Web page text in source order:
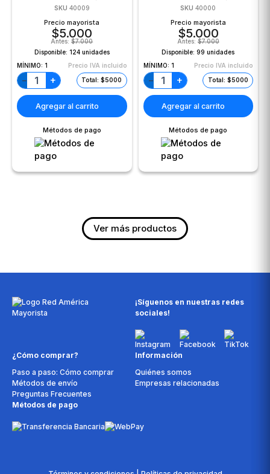
GRAMOS
SKU 40009
Precio mayorista
$5.000
Antes:$7.000
Disponible: 124 unidades
MÍNIMO: 1 Precio IVA incluido
− + Total: $5000
Agregar al carrito
Métodos de pago
GRAMOS
SKU 40000
Precio mayorista
$5.000
Antes:$7.000
Disponible:99 unidades
MÍNIMO: 1 Precio IVA incluido
− + Total: $5000
Agregar al carrito
Métodos de pago
¡Síguenos en nuestras redes
sociales!
¿Cómo comprar?
Paso a paso: Cómo comprar
Métodos de envío
Preguntas Frecuentes
Información
Quiénes somos
Empresas relacionadas
Métodos de pago